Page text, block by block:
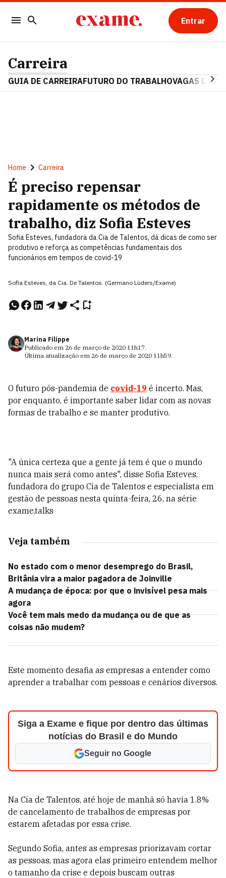
Entrar
Carreira
GUIA DE CARREIRAFUTURO DO TRABALHOVAGAS DE
Home Carreira
É preciso repensar
rapidamente os métodos de
trabalho, diz Sofia Esteves
Sofia Esteves, fundadora da Cia de Talentos, dá dicas de como ser
produtivo e reforça as competências fundamentais dos
funcionários em tempos de covid-19
Sofia Esteves, da Cia. De Talentos. (Germano Lüders/Exame)
Marina Filippe
Publicado em 26 de março de 2020 11h17.
Última atualização em 26 de março de 2020 11h59.
O futuro pós-pandemia de covid-19 é incerto. Mas,
por enquanto, é importante saber lidar com as novas
formas de trabalho e se manter produtivo.
"A única certeza que a gente já tem é que o mundo
nunca mais será como antes", disse Sofia Esteves,
fundadora do grupo Cia de Talentos e especialista em
gestão de pessoas nesta quinta-feira, 26, na série
exame.talks
Veja também
No estado com o menor desemprego do Brasil,
Britânia vira a maior pagadora de Joinville
A mudança de época: por que o invisível pesa mais
agora
Você tem mais medo da mudança ou de que as
coisas não mudem?
Este momento desafia as empresas a entender como
aprender a trabalhar com pessoas e cenários diversos.
Siga a Exame e fique por dentro das últimas
notícias do Brasil e do Mundo
Seguir no Google
Na Cia de Talentos, até hoje de manhã só havia 1.8%
de cancelamento de trabalhos de empresas por
estarem afetadas por essa crise.
Segundo Sofia, antes as empresas priorizavam cortar
as pessoas, mas agora elas primeiro entendem melhor
o tamanho da crise e depois buscam outras